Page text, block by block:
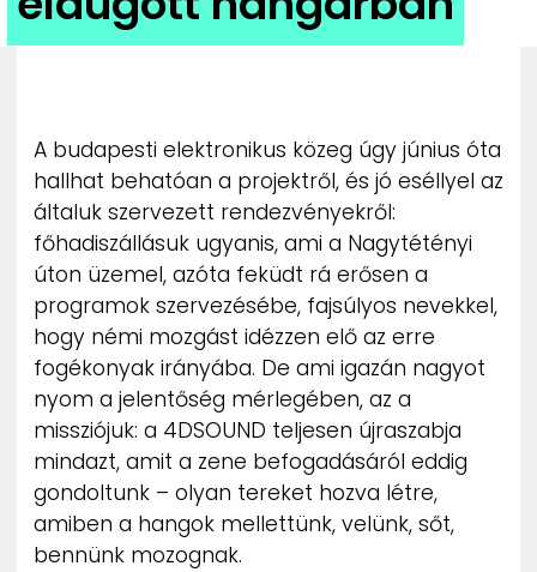
ZENE
ADATKEZELÉSI TÁJÉKOZTATÓ
A budapesti elektronikus közeg úgy június óta
hallhat behatóan a projektről, és jó eséllyel az
általuk szervezett rendezvényekről:
főhadiszállásuk ugyanis, ami a Nagytétényi
úton üzemel, azóta feküdt rá erősen a
programok szervezésébe, fajsúlyos nevekkel,
hogy némi mozgást idézzen elő az erre
fogékonyak irányába. De ami igazán nagyot
nyom a jelentőség mérlegében, az a
missziójuk: a 4DSOUND teljesen újraszabja
mindazt, amit a zene befogadásáról eddig
gondoltunk – olyan tereket hozva létre,
amiben a hangok mellettünk, velünk, sőt,
bennünk mozognak.